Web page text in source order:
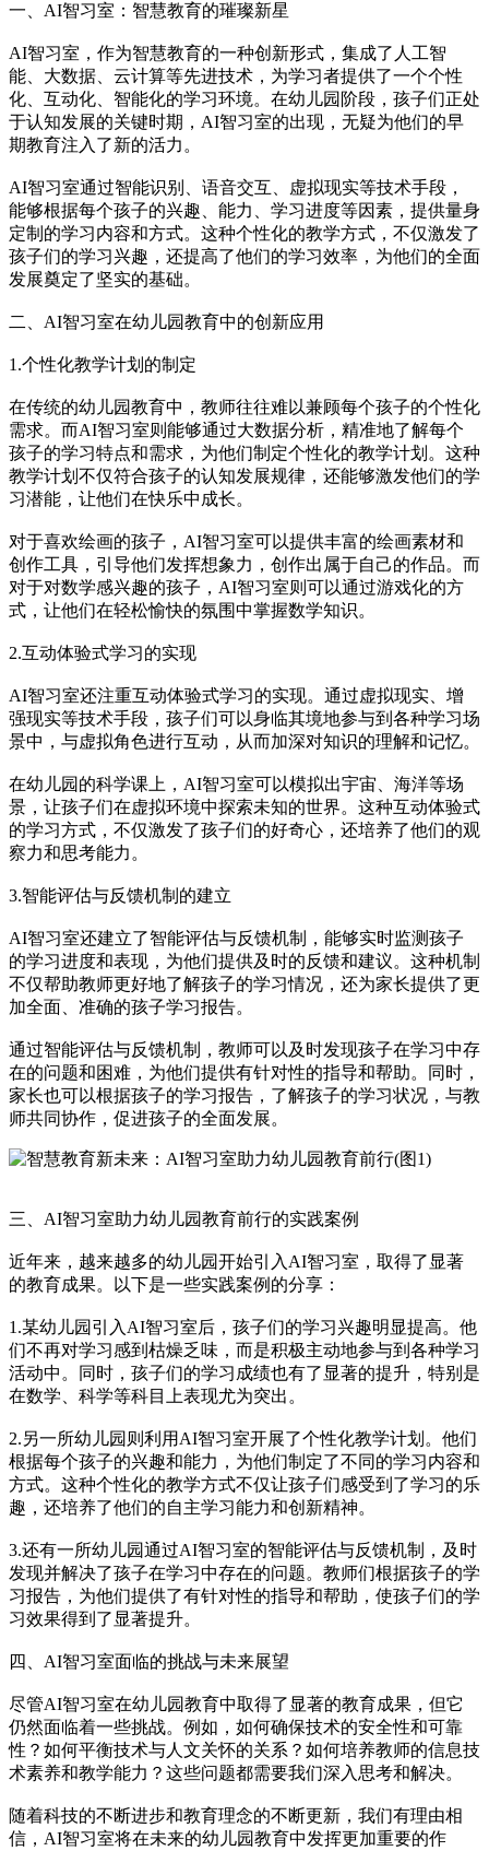
一、AI智习室：智慧教育的璀璨新星
AI智习室，作为智慧教育的一种创新形式，集成了人工智
能、大数据、云计算等先进技术，为学习者提供了一个个性
化、互动化、智能化的学习环境。在幼儿园阶段，孩子们正处
于认知发展的关键时期，AI智习室的出现，无疑为他们的早
期教育注入了新的活力。
AI智习室通过智能识别、语音交互、虚拟现实等技术手段，
能够根据每个孩子的兴趣、能力、学习进度等因素，提供量身
定制的学习内容和方式。这种个性化的教学方式，不仅激发了
孩子们的学习兴趣，还提高了他们的学习效率，为他们的全面
发展奠定了坚实的基础。
二、AI智习室在幼儿园教育中的创新应用
1.个性化教学计划的制定
在传统的幼儿园教育中，教师往往难以兼顾每个孩子的个性化
需求。而AI智习室则能够通过大数据分析，精准地了解每个
孩子的学习特点和需求，为他们制定个性化的教学计划。这种
教学计划不仅符合孩子的认知发展规律，还能够激发他们的学
习潜能，让他们在快乐中成长。
对于喜欢绘画的孩子，AI智习室可以提供丰富的绘画素材和
创作工具，引导他们发挥想象力，创作出属于自己的作品。而
对于对数学感兴趣的孩子，AI智习室则可以通过游戏化的方
式，让他们在轻松愉快的氛围中掌握数学知识。
2.互动体验式学习的实现
AI智习室还注重互动体验式学习的实现。通过虚拟现实、增
强现实等技术手段，孩子们可以身临其境地参与到各种学习场
景中，与虚拟角色进行互动，从而加深对知识的理解和记忆。
在幼儿园的科学课上，AI智习室可以模拟出宇宙、海洋等场
景，让孩子们在虚拟环境中探索未知的世界。这种互动体验式
的学习方式，不仅激发了孩子们的好奇心，还培养了他们的观
察力和思考能力。
3.智能评估与反馈机制的建立
AI智习室还建立了智能评估与反馈机制，能够实时监测孩子
的学习进度和表现，为他们提供及时的反馈和建议。这种机制
不仅帮助教师更好地了解孩子的学习情况，还为家长提供了更
加全面、准确的孩子学习报告。
通过智能评估与反馈机制，教师可以及时发现孩子在学习中存
在的问题和困难，为他们提供有针对性的指导和帮助。同时，
家长也可以根据孩子的学习报告，了解孩子的学习状况，与教
师共同协作，促进孩子的全面发展。
三、AI智习室助力幼儿园教育前行的实践案例
近年来，越来越多的幼儿园开始引入AI智习室，取得了显著
的教育成果。以下是一些实践案例的分享：
1.某幼儿园引入AI智习室后，孩子们的学习兴趣明显提高。他
们不再对学习感到枯燥乏味，而是积极主动地参与到各种学习
活动中。同时，孩子们的学习成绩也有了显著的提升，特别是
在数学、科学等科目上表现尤为突出。
2.另一所幼儿园则利用AI智习室开展了个性化教学计划。他们
根据每个孩子的兴趣和能力，为他们制定了不同的学习内容和
方式。这种个性化的教学方式不仅让孩子们感受到了学习的乐
趣，还培养了他们的自主学习能力和创新精神。
3.还有一所幼儿园通过AI智习室的智能评估与反馈机制，及时
发现并解决了孩子在学习中存在的问题。教师们根据孩子的学
习报告，为他们提供了有针对性的指导和帮助，使孩子们的学
习效果得到了显著提升。
四、AI智习室面临的挑战与未来展望
尽管AI智习室在幼儿园教育中取得了显著的教育成果，但它
仍然面临着一些挑战。例如，如何确保技术的安全性和可靠
性？如何平衡技术与人文关怀的关系？如何培养教师的信息技
术素养和教学能力？这些问题都需要我们深入思考和解决。
随着科技的不断进步和教育理念的不断更新，我们有理由相
信，AI智习室将在未来的幼儿园教育中发挥更加重要的作